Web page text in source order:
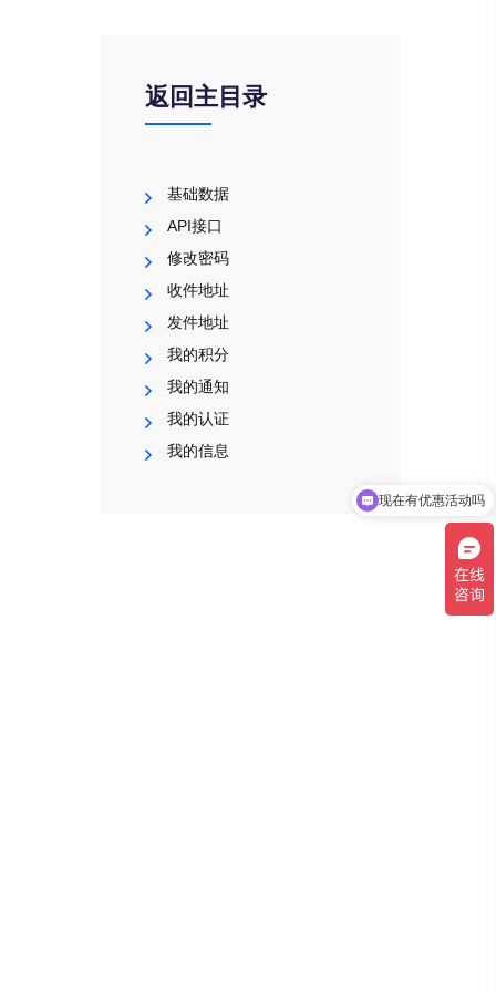
返回主目录
基础数据
API接口
修改密码
收件地址
发件地址
我的积分
我的通知
我的认证
我的信息
现在有优惠活动吗